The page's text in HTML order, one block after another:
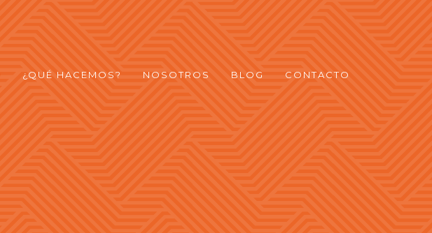
¿QUÉ HACEMOS? NOSOTROS BLOG CONTACTO